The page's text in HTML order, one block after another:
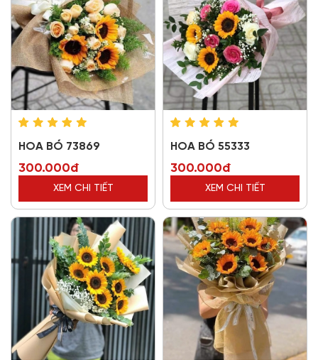
HOA BÓ 73869
300.000đ
XEM CHI TIẾT
HOA BÓ 55333
300.000đ
XEM CHI TIẾT